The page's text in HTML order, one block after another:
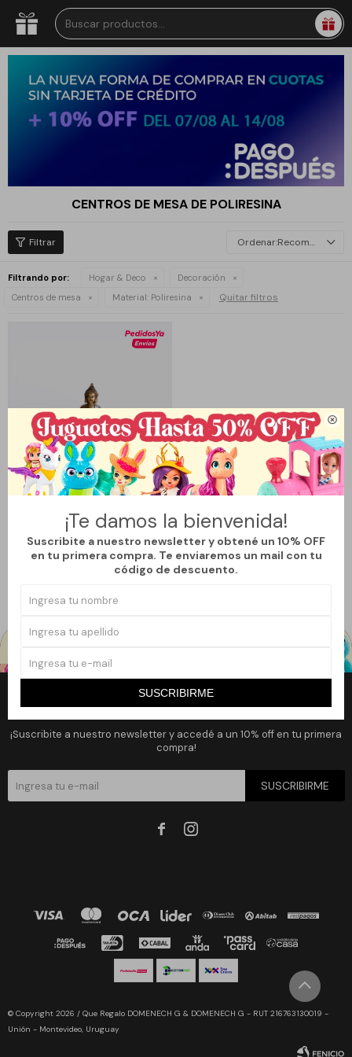

¡Te damos la bienvenida!
Suscribite a nuestro newsletter y obtené un 10% OFF
en tu primera compra. Te enviaremos un mail con tu
código de descuento.
SUSCRIBIRME
CENTROS DE MESA DE POLIRESINA
Recomendados
Filtrando por: Hogar & Deco
Decoración
Centros de mesa
Material: Poliresina Quitar filtros
SET DECORATIVO BUDA ZEN
CON PORTAVELAS Y BANDEJA
CENTRO MESA
$1.090
Newsletter
¡Suscribite a nuestro newsletter y accedé a un 10% off en tu primera
compra!
SUSCRIBIRME
 
© Copyright 2026 / Que Regalo DOMENECH G & DOMENECH G - RUT 216763130019 -
Unión - Montevideo, Uruguay